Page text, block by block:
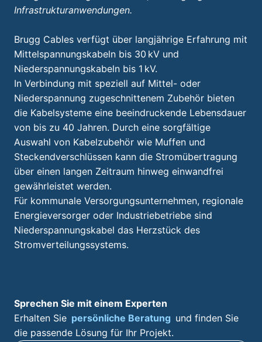
Infrastrukturanwendungen.
Brugg Cables verfügt über langjährige Erfahrung mit
Mittelspannungskabeln bis 30 kV und
Niederspannungskabeln bis 1 kV.
In Verbindung mit speziell auf Mittel- oder
Niederspannung zugeschnittenem Zubehör bieten
die Kabelsysteme eine beeindruckende Lebensdauer
von bis zu 40 Jahren. Durch eine sorgfältige
Auswahl von Kabelzubehör wie Muffen und
Steckendverschlüssen kann die Stromübertragung
über einen langen Zeitraum hinweg einwandfrei
gewährleistet werden.
Für kommunale Versorgungsunternehmen, regionale
Energieversorger oder Industriebetriebe sind
Niederspannungskabel das Herzstück des
Stromverteilungssystems.
Sprechen Sie mit einem Experten
Erhalten Sie persönliche Beratung und finden Sie
die passende Lösung für Ihr Projekt.